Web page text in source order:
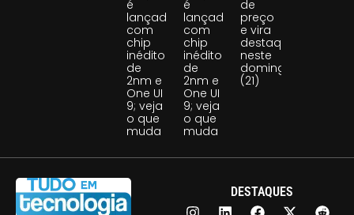
é
lançado
com
chip
inédito
de
2nm e
One UI
9; veja
o que
muda
é
lançado
com
chip
inédito
de
2nm e
One UI
9; veja
o que
muda
de
preço
e vira
destaque
neste
domingo
(21)
DESTAQUES